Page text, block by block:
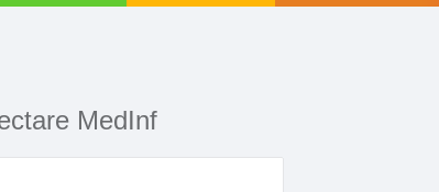
MedInf